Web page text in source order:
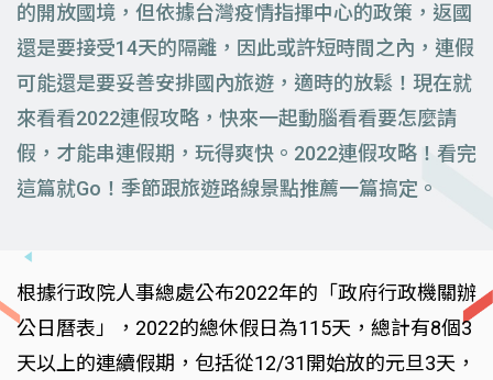
的開放國境，但依據台灣疫情指揮中心的政策，返國
還是要接受14天的隔離，因此或許短時間之內，連假
可能還是要妥善安排國內旅遊，適時的放鬆！現在就
來看看2022連假攻略，快來一起動腦看看要怎麼請
假，才能串連假期，玩得爽快。2022連假攻略！看完
這篇就Go！季節跟旅遊路線景點推薦一篇搞定。
根據行政院人事總處公布2022年的「政府行政機關辦
公日曆表」，2022的總休假日為115天，總計有8個3
天以上的連續假期，包括從12/31開始放的元旦3天，